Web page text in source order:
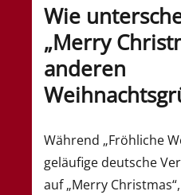
Wie
„Merry
anderen
Während „Fröhliche
geläufige deutsche
auf „Merry